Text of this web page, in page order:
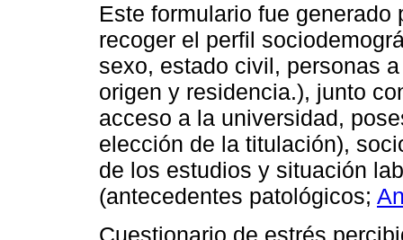
Este formulario fue
recoger el perfil
sexo, estado civil, personas
origen y residencia.), junto
acceso a la universidad,
elección de la titulación),
de los estudios y situación
(antecedentes patológicos;
Cuestionario de estrés